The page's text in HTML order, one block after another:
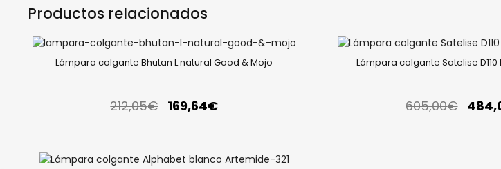
Productos relacionados
Lámpara colgante Bhutan L natural Good & Mojo
212,05€ 169,64€
Lámpara colgante Satelise
605,00€